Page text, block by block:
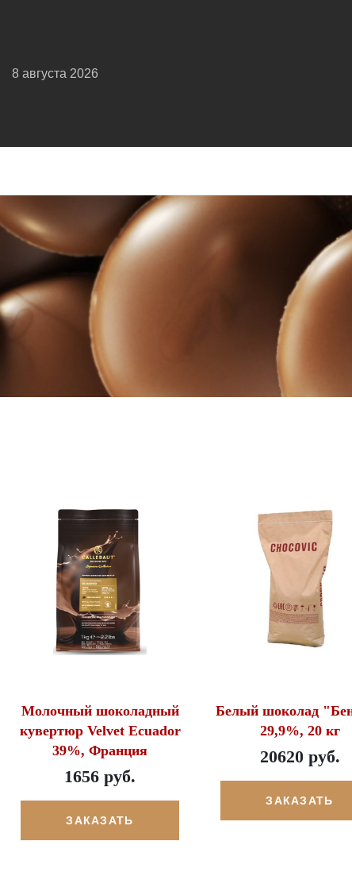
8 августа 2026
Молочный шоколадный
кувертюр Velvet Ecuador
39%, Франция
1656 руб.
ЗАКАЗАТЬ
Белый шоколад
29,9%, 20 кг
20620 руб.
ЗАКАЗАТЬ